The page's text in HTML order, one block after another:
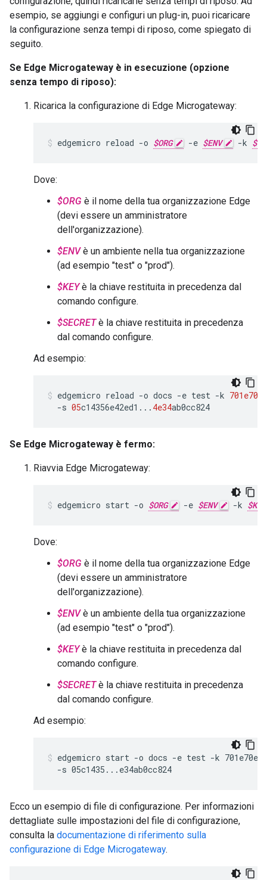
esempio, se aggiungi e configuri un plug-in, puoi ricaricare
la configurazione senza tempi di riposo, come spiegato di
seguito.
Se Edge Microgateway è in esecuzione (opzione
senza tempo di riposo):
Ricarica la configurazione di Edge Microgateway:
edgemicro reload -o $ORG -e $ENV -k
Dove:
$ORG è il nome della tua organizzazione Edge
(devi essere un amministratore
dell'organizzazione).
$ENVè un ambiente nella tua organizzazione
(ad esempio "test" o "prod").
$KEYè la chiave restituita in precedenza dal
comando configure.
$SECRETè la chiave restituita in precedenza
dal comando configure.
Ad esempio:
edgemicro reload -o docs -e test -k 701e70
-s 05c14356e42ed1 ... 4e34ab0cc824
Se Edge Microgateway è fermo:
Riavvia Edge Microgateway:
edgemicro start -o $ORG -e $ENV -k $KEY
Dove:
$ORG è il nome della tua organizzazione Edge
(devi essere un amministratore
dell'organizzazione).
$ENVè un ambiente della tua organizzazione
(ad esempio "test" o "prod").
$KEYè la chiave restituita in precedenza dal
comando configure.
$SECRETè la chiave restituita in precedenza
dal comando configure.
Ad esempio:
edgemicro start -o docs -e test -k
  -s 05c1435...e34ab0cc824
Ecco un esempio di file di configurazione. Per informazioni
dettagliate sulle impostazioni del file di configurazione,
consulta la documentazione di riferimento sulla
configurazione di Edge Microgateway.